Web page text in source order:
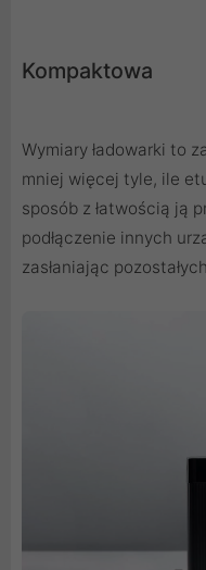
Kompaktowa
Wymiary ładowarki to
mniej więcej tyle, ile
sposób z łatwością ją
podłączenie innych
zasłaniając